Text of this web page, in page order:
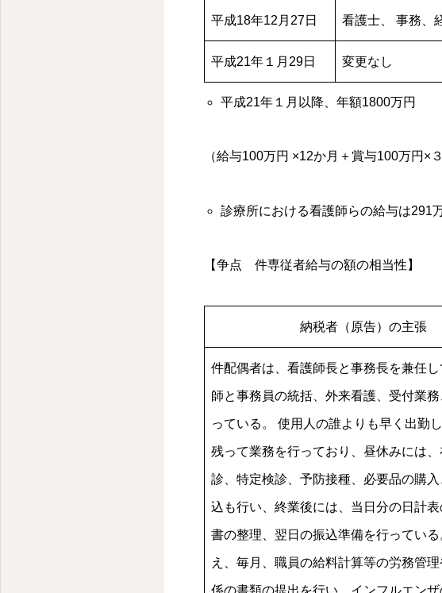
平成18年12月27日 看護士、 事務、
平成21年１月29日 変更なし
平成21年１月以降、年額1800万円
（給与100万円 ×12か月＋賞与100万円×
診療所における看護師らの給与は291
【争点 件専従者給与の額の相当性】
納税者（原告）の主張
件配偶者は、看護師長と事務長を兼任
師と事務員の統括、外来看護、受付業
っている。 使用人の誰よりも早く出勤
残って業務を行っており、昼休みには
診、特定検診、予防接種、必要品の購
込も行い、終業後には、当日分の日計
書の整理、翌日の振込準備を行ってい
え、毎月、職員の給料計算等の労務管
係の書類の提出を行い、インフルエン